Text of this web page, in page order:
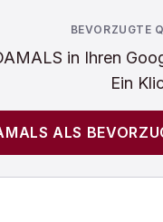
BEVORZUGTE
in Ihren
Ein
ALS